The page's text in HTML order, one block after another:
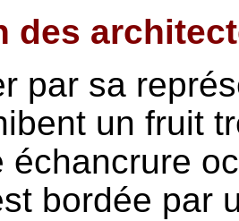
des
par sa
un fruit
échancrure
bordée par